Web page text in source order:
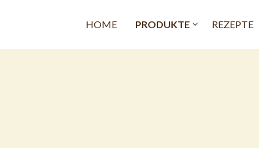
HOME PRODUKTE REZEPTE